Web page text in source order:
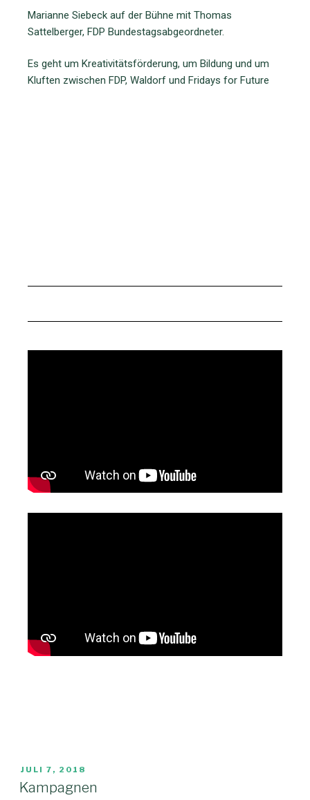
Marianne Siebeck auf der Bühne mit Thomas
Sattelberger, FDP Bundestagsabgeordneter.
Es geht um Kreativitätsförderung, um Bildung und um
Kluften zwischen FDP, Waldorf und Fridays for Future
JULI 7, 2018
Kampagnen